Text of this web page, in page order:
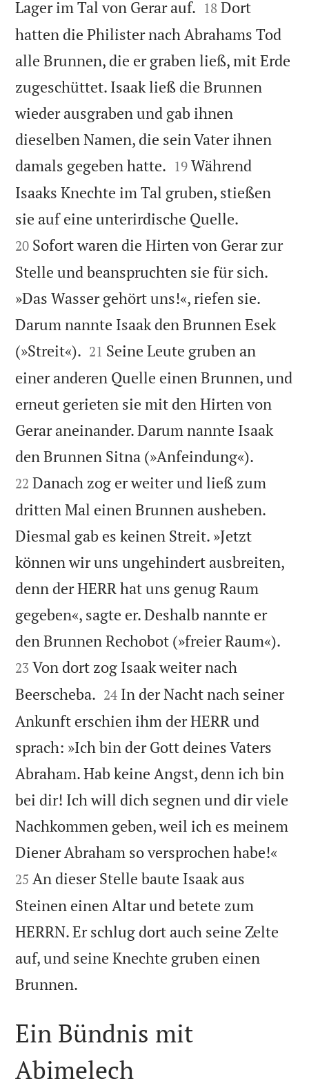
Lager im Tal von Gerar auf. 

18 Dort
hatten die Philister nach Abrahams Tod
alle Brunnen, die er graben ließ, mit Erde
zugeschüttet. Isaak ließ die Brunnen
wieder ausgraben und gab ihnen
dieselben Namen, die sein Vater ihnen
damals gegeben hatte. 

19 Während
Isaaks Knechte im Tal gruben, stießen
sie auf eine unterirdische Quelle.
20 Sofort waren die Hirten von Gerar zur
Stelle und beanspruchten sie für sich.
»Das Wasser gehört uns!«, riefen sie.
Darum nannte Isaak den Brunnen Esek
(»Streit«). 

21 Seine Leute gruben an
einer anderen Quelle einen Brunnen, und
erneut gerieten sie mit den Hirten von
Gerar aneinander. Darum nannte Isaak
den Brunnen Sitna (»Anfeindung«).
22 Danach zog er weiter und ließ zum
dritten Mal einen Brunnen ausheben.
Diesmal gab es keinen Streit. »Jetzt
können wir uns ungehindert ausbreiten,
denn der HERR hat uns genug Raum
gegeben«, sagte er. Deshalb nannte er
den Brunnen Rechobot (»freier Raum«).
23 Von dort zog Isaak weiter nach
Beerscheba. 

24 In der Nacht nach seiner
Ankunft erschien ihm der HERR und
sprach: »Ich bin der Gott deines Vaters
Abraham. Hab keine Angst, denn ich bin
bei dir! Ich will dich segnen und dir viele
Nachkommen geben, weil ich es meinem
Diener Abraham so versprochen habe!«
25 An dieser Stelle baute Isaak aus
Steinen einen Altar und betete zum
HERRN. Er schlug dort auch seine Zelte
auf, und seine Knechte gruben einen
Brunnen.
Ein Bündnis mit
Abimelech